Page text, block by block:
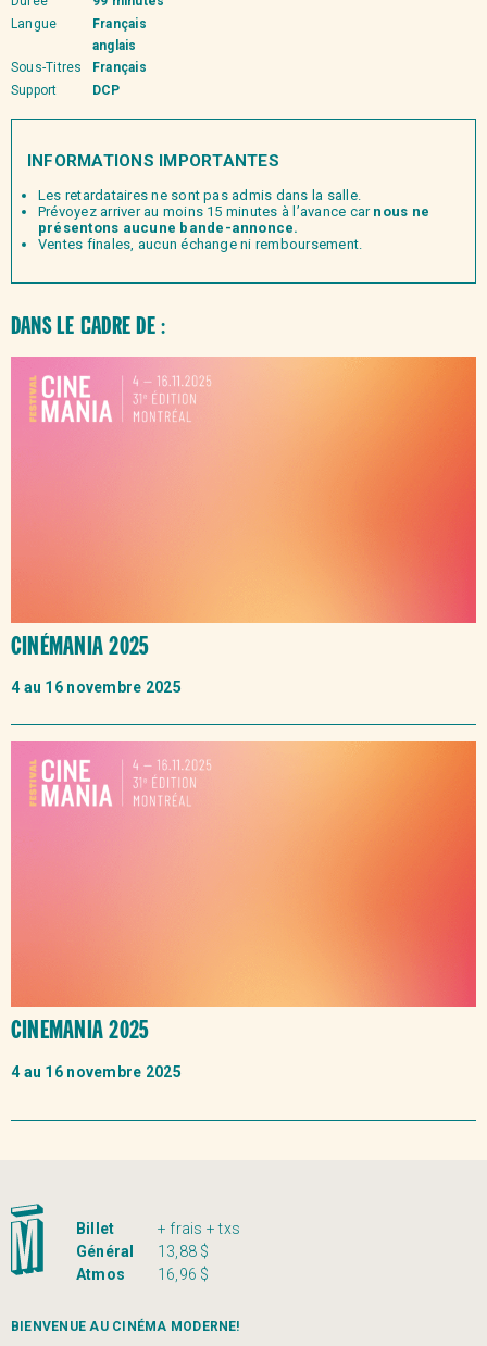
Langue
Français
anglais
Sous-Titres
Français
Support
DCP
INFORMATIONS IMPORTANTES
Les retardataires ne sont pas admis dans la salle.
Prévoyez arriver au moins 15 minutes à l’avance carnous ne
présentons aucune bande-annonce.
Ventes finales, aucun échange ni remboursement.
Dans le cadre de :
CINÉMANIA 2025
4 au 16 novembre 2025
CINEMANIA 2025
4 au 16 novembre 2025
Billet
+ frais + txs
Général
13,88 $
Atmos
16,96 $
BIENVENUE AU CINÉMA MODERNE!